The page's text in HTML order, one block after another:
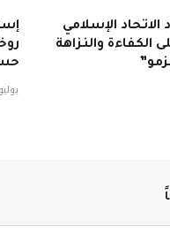
الإسلامي
الكفاءة والنزاهة
يوليو 20, 2026